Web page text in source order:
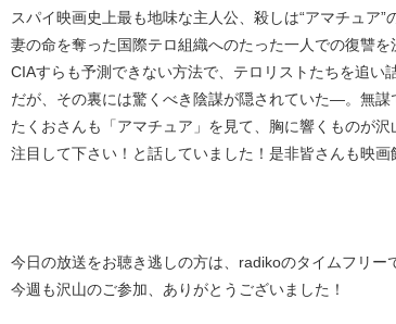
スパイ映画史上最も地味な主人公、殺しは“アマチュア”
妻の命を奪った国際テロ組織へのたった一人での復讐を
CIAすらも予測できない方法で、テロリストたちを追い
だが、その裏には驚くべき陰謀が隠されていた—。無
たくおさんも「アマチュア」を見て、胸に響くものが
注目して下さい！と話していました！是非皆さんも映画
今日の放送をお聴き逃しの方は、radikoのタイムフリー
今週も沢山のご参加、ありがとうございました！